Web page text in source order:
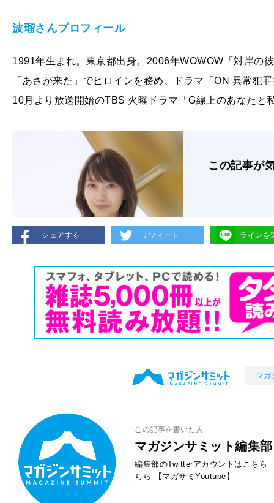
波瑠さんプロフィール
1991年生まれ。東京都出身。2006年WOWOW「対岸の
「あさが来た」でヒロインを務め、ドラマ「ON 異常犯
10月より放送開始のTBS 火曜ドラマ「G線上のあなたと
この記事が
シェアする リツィート ラインを
マガ
この記事を書いた人
マガジンサミット編集部
編集部のTwitterアカウントはこちら
ちら
【マガサミYoutube】